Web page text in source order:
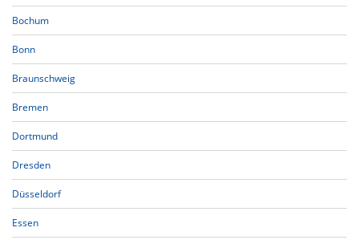
Bochum
Bonn
Braunschweig
Bremen
Dortmund
Dresden
Düsseldorf
Essen